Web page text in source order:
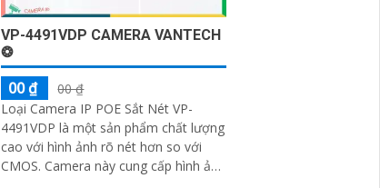
VP-4491VDP CAMERA VANTECH
❂
00 ₫
00 ₫
Loại Camera IP POE Sắt Nét VP-
4491VDP là một sản phẩm chất lượng
cao với hình ảnh rõ nét hơn so với
CMOS. Camera này cung cấp hình ảnh